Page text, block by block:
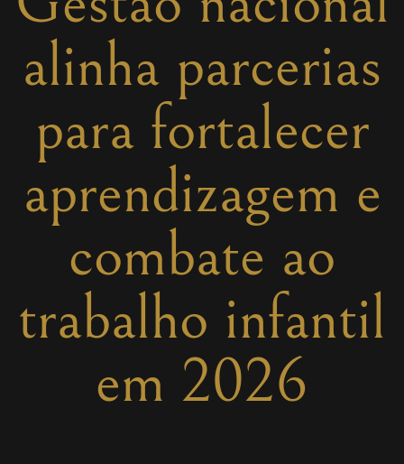
alinha parcerias
para fortalecer
aprendizagem e
combate ao
trabalho infantil
em 2026